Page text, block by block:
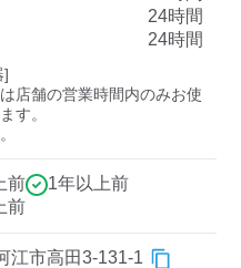
24時間
24時間
]
店舗の営業時間内のみお使
す。
前
1年以上前
前
江市高田3-131-1